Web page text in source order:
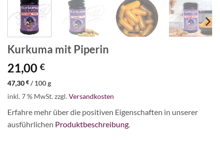
Kurkuma mit Piperin
21,00 €
47,30 € /100g
inkl. 7 % MwSt.zzgl.Versandkosten
Erfahre mehr über die positiven Eigenschaften in unserer
ausführlichen Produktbeschreibung.